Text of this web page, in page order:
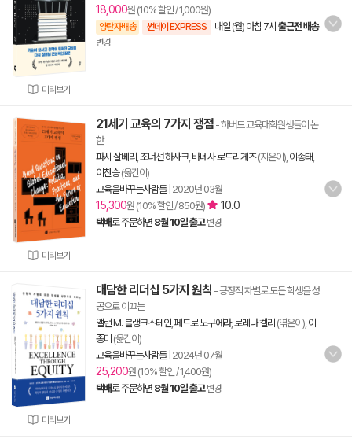
미리보기
18,000원 (10% 할인 / 1,000원)
양탄자배송 썬데이 EXPRESS 내일 (월) 아침 7시 출근전 배송
변경
미리보기
21세기 교육의 7가지 쟁점 - 하버드 교육대학원생들이 논
한
파시 살베리 조너선 하사크, 바네사 로드리게즈(지은이), 이종태
이찬승(옮긴이)
교육을바꾸는사람들| 2020년 03월
15,300원 (10% 할인 / 850원) 10.0
택배로 주문하면 8월 10일 출고 변경
미리보기
대담한 리더십 5가지 원칙 - 긍정적 차별로 모든 학생을 성
공으로 이끄는
앨런 M. 블랭크스테인 페드로 노구에라,로레나 켈리 (엮은이), 이
종미 (옮긴이)
교육을바꾸는사람들| 2024년 07월
25,200원 (10% 할인 / 1,400원)
택배로 주문하면 8월 10일 출고 변경